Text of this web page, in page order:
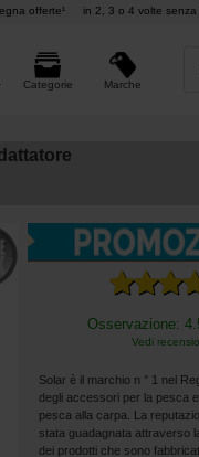
offerte¹ in 2, 3 o 4 volte senza
Categorie Marche
Osservazione:
Vedi
Solar è il marchio n ° 1 nel
degli accessori per la pesca
pesca alla carpa. La
stata guadagnata attraverso
dei prodotti che sono